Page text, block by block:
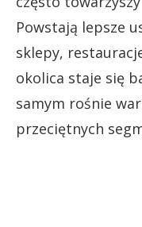
Powstają lepsze
sklepy,
okolica staje się
samym rośnie
przeciętnych